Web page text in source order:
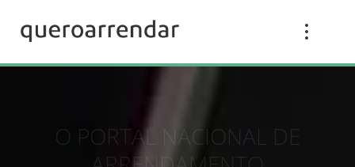
O PORTAL NACIONAL DE